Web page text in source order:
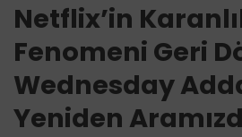
Netflix’in
Fenomeni Geri
Wednesday
Yeniden